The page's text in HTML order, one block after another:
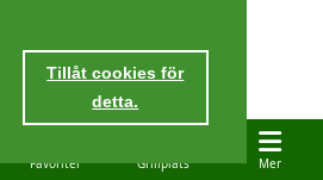
Favoriter Grillplats Mer
Ta mig dit
Tillåt cookies för
detta.